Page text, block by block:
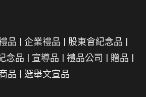
品 | 企業禮品 | 股東會紀念品 |
念品 | 宣導品 | 禮品公司 | 贈品 |
品 | 選舉文宣品